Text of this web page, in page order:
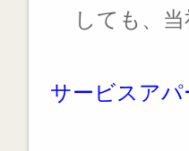
しても、
サービスアパ